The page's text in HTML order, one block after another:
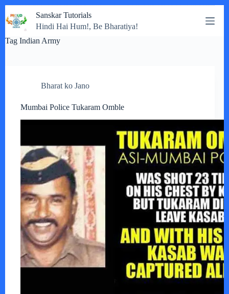
to
content
Sanskar Tutorials
Hindi Hai Hum!, Be Bharatiya!
Tag Indian Army
Bharat ko Jano
Mumbai Police Tukaram Omble